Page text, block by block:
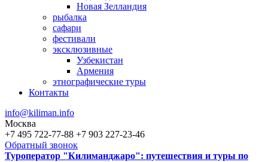
Новая Зелландия
рыбалка
сафари
фестивали
эксклюзивные
Узбекистан
Армения
этнографические туры
Контакты
info@kiliman.info
Москва
+7 495 722-77-88 +7 903 227-23-46
Обратный звонок
Туроператор "Килиманджаро": путешествия и туры по